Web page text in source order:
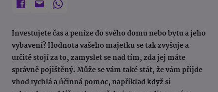
Investujete čas a peníze do svého domu nebo bytu a jeho
vybavení? Hodnota vašeho majetku se tak zvyšuje a
určitě stojí za to, zamyslet se nad tím, zda jej máte
správně pojištěný. Může se vám také stát, že vám přijde
vhod rychlá a účinná pomoc, například když si